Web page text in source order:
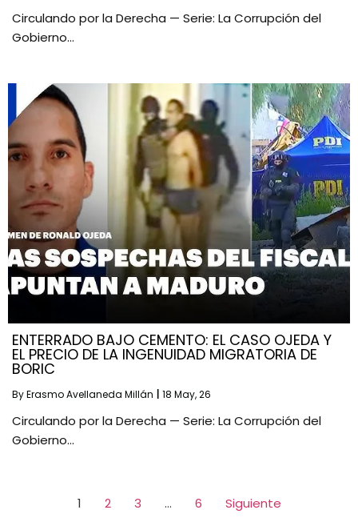
Circulando por la Derecha — Serie: La Corrupción del
Gobierno…
ENTERRADO BAJO CEMENTO: EL CASO OJEDA Y
EL PRECIO DE LA INGENUIDAD MIGRATORIA DE
BORIC
ByErasmo Avellaneda Millán 18 May, 26
Circulando por la Derecha — Serie: La Corrupción del
Gobierno…
1 2 3 … 6 Siguiente